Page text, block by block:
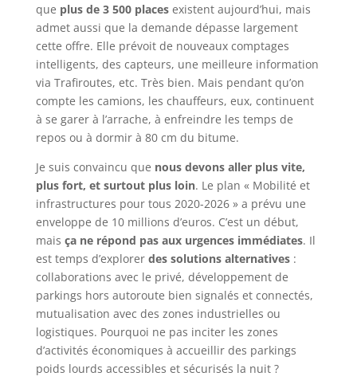
que plus de 3 500 placesexistent aujourd’hui, mais
admet aussi que la demande dépasse largement
cette offre. Elle prévoit de nouveaux comptages
intelligents, des capteurs, une meilleure information
via Trafiroutes, etc. Très bien. Mais pendant qu’on
compte les camions, les chauffeurs, eux, continuent
à se garer à l’arrache, à enfreindre les temps de
repos ou à dormir à 80 cm du bitume.
Je suis convaincu que nous devons aller plus vite,
plus fort, et surtout plus loin. Le plan « Mobilité et
infrastructures pour tous 2020-2026 » a prévu une
enveloppe de 10 millions d’euros. C’est un début,
mais ça ne répond pas aux urgences immédiates. Il
est temps d’explorer des solutions alternatives:
collaborations avec le privé, développement de
parkings hors autoroute bien signalés et connectés,
mutualisation avec des zones industrielles ou
logistiques. Pourquoi ne pas inciter les zones
d’activités économiques à accueillir des parkings
poids lourds accessibles et sécurisés la nuit ?